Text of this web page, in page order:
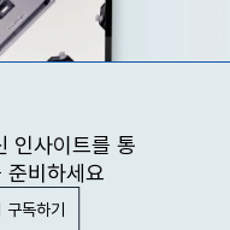
인사이트를 통
준비하세요
독하기